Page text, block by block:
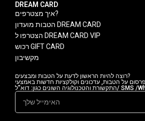
DREAM CARD
איך מצטרפים?
הטבות מועדון DREAM CARD
הצטרפו ל DREAM CARD VIP
רכוש GIFT CARD
מקשיבון
רוצה להיות הראשון לדעת על הטבות ומבצעים?
על הטבות, עדכונים וקולקציות חדשות באמצעי